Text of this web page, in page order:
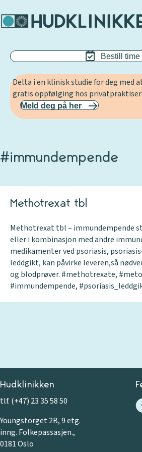
Bestill time
Delta i en klinisk studie for deg med
gratis oppfølging hos
Meld deg på her
#immundempende
Methotrexat tbl
Methotrexat tbl – immundempende
eller i kombinasjon med andre
medikamenter ved psoriasis,
leddgikt, kan påvirke leveren,så
og blodprøver. #methotrexate,
#immundempende,
Hudklinikken
tlf. (+47) 23 35 58 50
Youngstorget 2B, 9 etg.
inng. Folkepassasjen.,
0181 Oslo